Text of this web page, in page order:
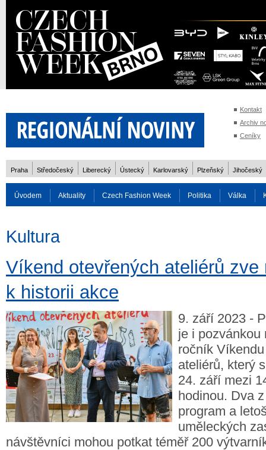
Kontakt
Archiv
Ceníky
Praha Středočeský Liberecký Ústecký Karlovarský Plzeňský Jihočeský
Úvodem Aktuality Czech Fashion Week Politika Válka
Rozhovory
Kultura
Víkend otevřených ateliérů zve
k historii akce
9. září 2023 -
je i pozvánkou
ročník
ateliérů, který
24. září mezi
hodinou. Dva
program a
uměleckých
návštěvníci mohou potkat téměř 200